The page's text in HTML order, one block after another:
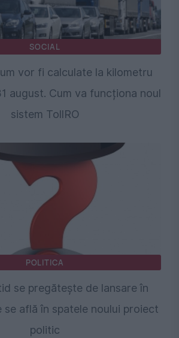
SOCIAL
vor fi calculate la kilometru
august. Cum va funcționa noul
sistem TollRO
POLITICA
se pregătește de lansare în
se află în spatele noului proiect
politic